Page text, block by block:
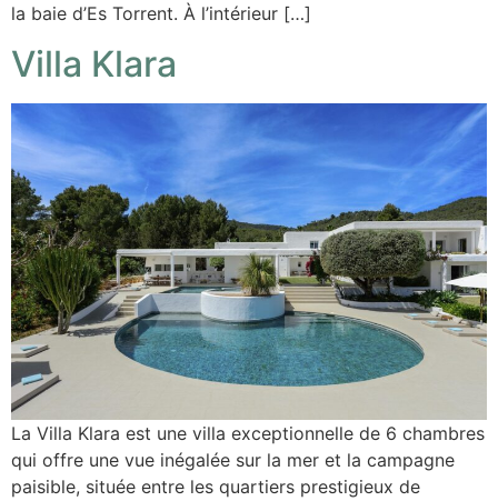
la baie d’Es Torrent. À l’intérieur […]
Villa Klara
La Villa Klara est une villa exceptionnelle de 6 chambres
qui offre une vue inégalée sur la mer et la campagne
paisible, située entre les quartiers prestigieux de